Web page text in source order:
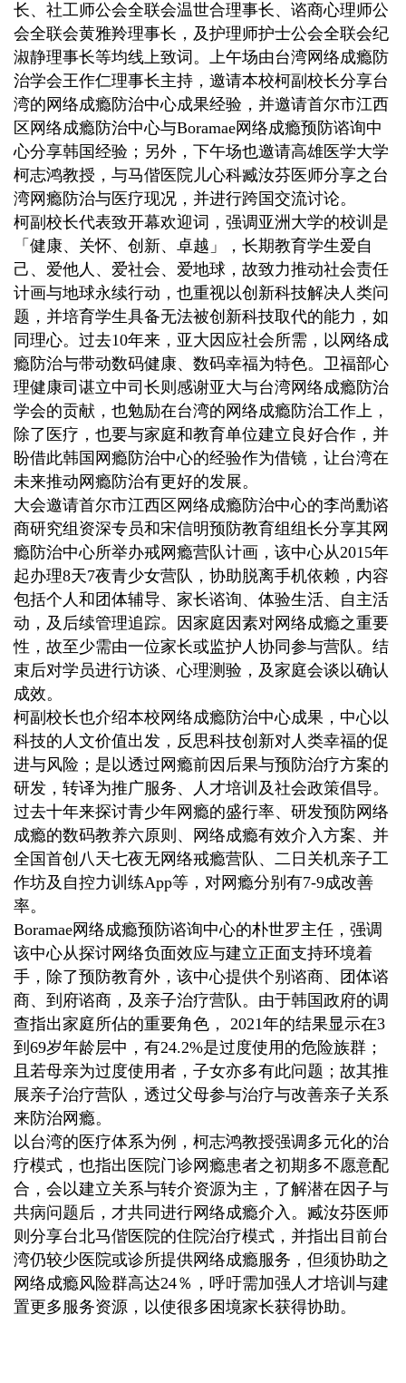
长、社工师公会全联会温世合理事长、谘商心理师公
会全联会黄雅羚理事长，及护理师护士公会全联会纪
淑静理事长等均线上致词。上午场由台湾网络成瘾防
治学会王作仁理事长主持，邀请本校柯副校长分享台
湾的 网络成瘾防治中心成果经验，并邀请首尔市江西
区网络成瘾防治中心与Boramae网络成瘾预防谘询中
心分享韩国经验 ；另外，下午场也邀请高雄医学大学
柯志鸿教授，与马偕医院儿心科臧汝芬医师分享之台
湾网瘾防治与医疗现况，并进行跨国交流讨论。
柯副校长代表致开幕欢迎词，强调亚洲大学的校训是
「健康、关怀、创新、卓越」，长期教育学生爱自
己、爱他人、爱社会、爱地球，故致力推动社会责任
计画与地球永续行动，也重视以创新科技解决人类问
题，并培育学生具备无法被创新科技取代的能力，如
同理心。过去10年来，亚大因应社会所需，以网络成
瘾防治与带动数码健康、数码幸福为特色。卫福部心
理健康司谌立中司长则感谢亚大与台湾网络成瘾防治
学会的贡献，也勉励在台湾的网络成瘾防治工作上，
除了医疗，也要与家庭和教育单位建立良好合作，并
盼借此韩国网瘾防治中心的经验作为借镜，让台湾在
未来推动网瘾防治有更好的发展。
大会邀请首尔市江西区网络成瘾防治中心的李尚勳谘
商研究组资深专员和宋信明预防教育组组长分享其网
瘾防治中心所举办戒网瘾营队计画，该中心从2015年
起办理8天7夜青少女营队，协助脱离手机依赖，内容
包括个人和团体辅导、家长谘询、体验生活、自主活
动，及后续管理追踪。因家庭因素对网络成瘾之重要
性，故至少需由一位家长或监护人协同参与营队。结
束后对学员进行访谈、心理测验，及家庭会谈以确认
成效。
柯副校长也介绍本校网络成瘾防治中心成果，中心以
科技的人文价值出发，反思科技创新对人类幸福的促
进与风险；是以透过网瘾前因后果与预防治疗方案的
研发，转译为推广服务、人才培训及社会政策倡导。
过去十年来探讨青少年网瘾的盛行率、研发预防网络
成瘾的数码教养六原则、网络成瘾有效介入方案、并
全国首创八天七夜无网络戒瘾营队、二日关机亲子工
作坊及自控力训练App等，对网瘾分别有7-9成改善
率。
Boramae网络成瘾预防谘询中心的朴世罗主任，强调
该中心从探讨网络负面效应与建立正面支持环境着
手，除了预防教育外，该中心提供个别谘商、团体谘
商、到府谘商，及亲子治疗营队。由于韩国政府的调
查指出家庭所佔的重要角色， 2021年的结果显示在3
到69岁年龄层中，有24.2%是过度使用的危险族群；
且若母亲为过度使用者，子女亦多有此问题；故其推
展亲子治疗营队，透过父母参与治疗与改善亲子关系
来防治网瘾。
以台湾的医疗体系为例， 柯志鸿教授强调多元化的治
疗模式，也指出医院门诊网瘾患者之初期多不愿意配
合，会以建立关系与转介资源为主，了解潜在因子与
共病问题后，才共同进行网络成瘾介入。 臧汝芬医师
则分享台北马偕医院的住院治疗模式，并指出目前台
湾仍较少医院或诊所提供网络成瘾服务，但须协助之
网络成瘾风险群高达24％，呼吁需加强人才培训与建
置更多服务资源，以使很多困境家长获得协助。